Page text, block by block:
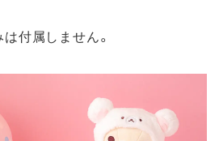
付属しません。